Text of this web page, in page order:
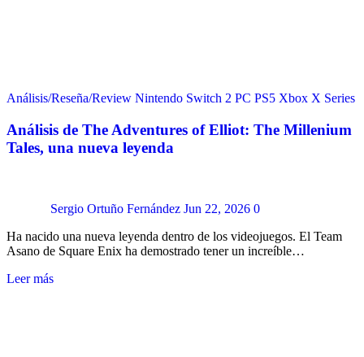
Análisis/Reseña/Review Nintendo Switch 2 PC PS5 Xbox X Series
Análisis de The Adventures of Elliot: The Millenium
Tales, una nueva leyenda
Sergio Ortuño Fernández Jun 22, 2026 0
Ha nacido una nueva leyenda dentro de los videojuegos. El Team
Asano de Square Enix ha demostrado tener un increíble…
Leer más